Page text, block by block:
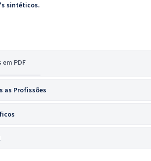
sintéticos.
em PDF
as Profissões